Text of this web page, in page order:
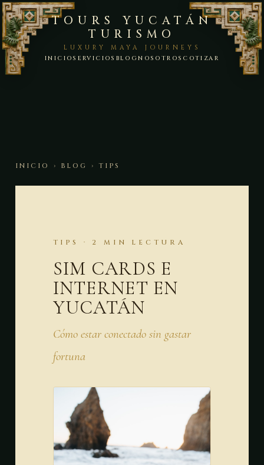
TOURS YUCATÁN
TURISMO
LUXURY MAYA JOURNEYS
INICIO SERVICIOS BLOGNOSOTROS COTIZAR
INICIO › BLOG › TIPS
TIPS · 2 MIN LECTURA
SIM CARDS E
INTERNET EN
YUCATÁN
Cómo estar conectado sin gastar
fortuna